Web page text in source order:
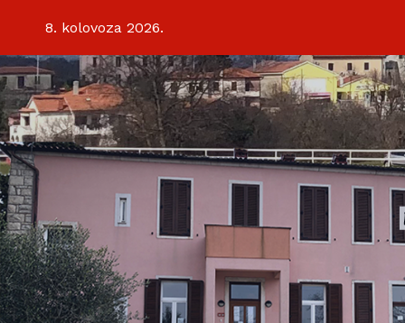
content
8. kolovoza 2026.